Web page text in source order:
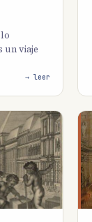
un viaje
→ leer